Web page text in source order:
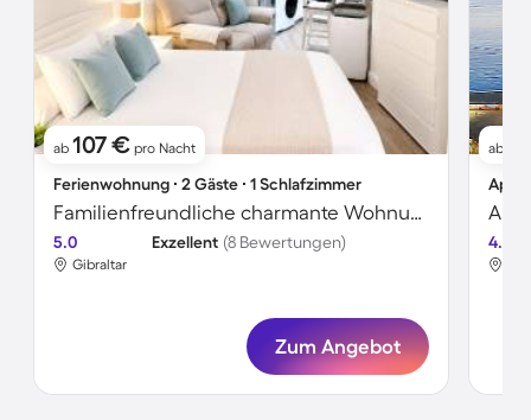
ab 107 € pro Nacht
Ferienwohnung ∙ 2 Gäste ∙ 1 Schlafzimmer
Familienfreundliche charmante Wohnung
5.0 Exzellent (8 Bewertungen)
Gibraltar
Zum Angebot
ab
4.6